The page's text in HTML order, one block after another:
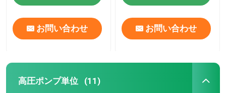
お問い合わせ お問い合わせ
高圧ポンプ単位 (11)